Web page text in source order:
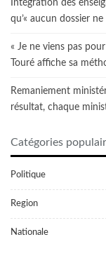
Intégration des
qu’« aucun dossier
« Je ne viens pas
Touré affiche sa
Remaniement
résultat, chaque
Catégories
Politique
Region
Nationale